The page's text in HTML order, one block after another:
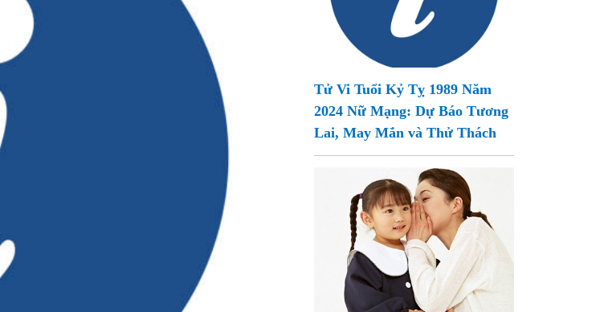
Tử Vi Tuổi Kỷ Tỵ 1989 Năm
2024 Nữ Mạng: Dự Báo Tương
Lai, May Mắn và Thử Thách